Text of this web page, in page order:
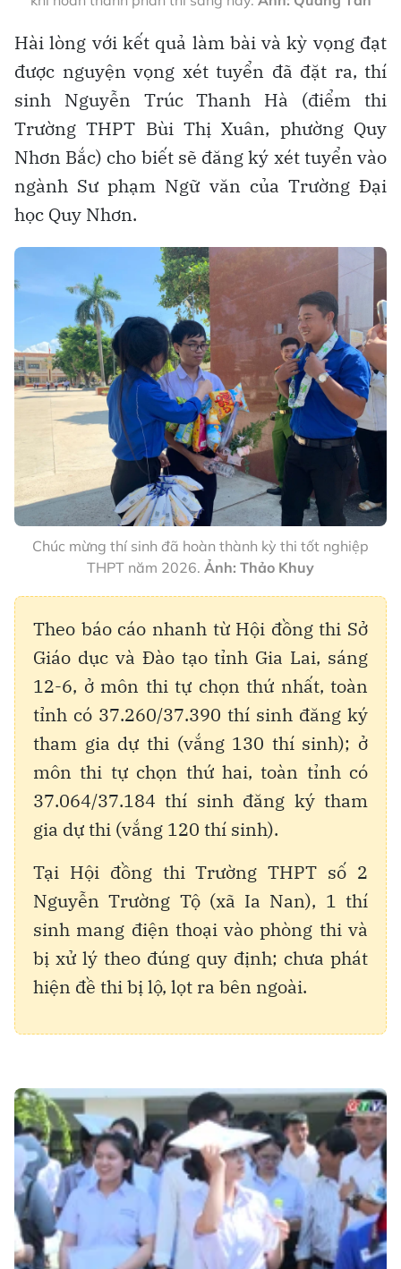
Hài lòng với kết quả làm bài và kỳ vọng đạt
được nguyện vọng xét tuyển đã đặt ra, thí
sinh Nguyễn Trúc Thanh Hà (điểm thi
Trường THPT Bùi Thị Xuân, phường Quy
Nhơn Bắc) cho biết sẽ đăng ký xét tuyển vào
ngành Sư phạm Ngữ văn của Trường Đại
học Quy Nhơn.
Chúc mừng thí sinh đã hoàn thành kỳ thi tốt nghiệp
THPT năm 2026. Ảnh: Thảo Khuy
Theo báo cáo nhanh từ Hội đồng thi Sở
Giáo dục và Đào tạo tỉnh Gia Lai, sáng
12-6, ở môn thi tự chọn thứ nhất, toàn
tỉnh có 37.260/37.390 thí sinh đăng ký
tham gia dự thi (vắng 130 thí sinh); ở
môn thi tự chọn thứ hai, toàn tỉnh có
37.064/37.184 thí sinh đăng ký tham
gia dự thi (vắng 120 thí sinh).
Tại Hội đồng thi Trường THPT số 2
Nguyễn Trường Tộ (xã Ia Nan), 1 thí
sinh mang điện thoại vào phòng thi và
bị xử lý theo đúng quy định; chưa phát
hiện đề thi bị lộ, lọt ra bên ngoài.